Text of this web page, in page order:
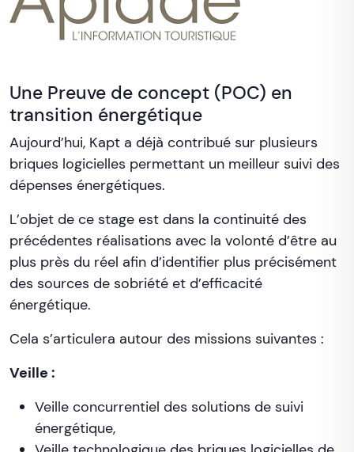
Une Preuve de concept (POC) en
transition énergétique
Aujourd’hui, Kapt a déjà contribué sur plusieurs
briques logicielles permettant un meilleur suivi des
dépenses énergétiques.
L’objet de ce stage est dans la continuité des
précédentes réalisations avec la volonté d’être au
plus près du réel afin d’identifier plus précisément
des sources de sobriété et d’efficacité
énergétique.
Cela s’articulera autour des missions suivantes :
Veille :
Veille concurrentiel des solutions de suivi
énergétique,